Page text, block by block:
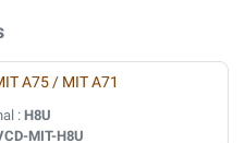
A75 / MIT A71
: H8U
MIT-H8U